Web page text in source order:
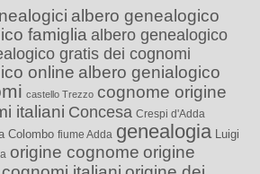
albero genealogico
famiglia albero genealogico
gratis dei cognomi
online albero genialogico
castello Trezzo cognome origine
italiani Concesa Crespi d'Adda
Colombo fiume Adda genealogia Luigi
origine cognome origine